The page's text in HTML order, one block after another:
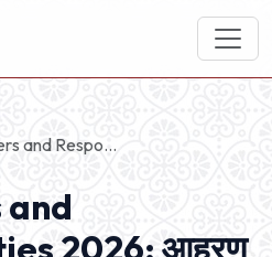
and Respo...
and
2026: आहरण